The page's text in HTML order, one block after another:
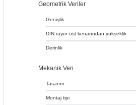
Geometrik Veriler
Genişlik
DIN rayın üst kenarından yükseklik
Derinlik
Mekanik Veri
Tasarım
Montaj tipi